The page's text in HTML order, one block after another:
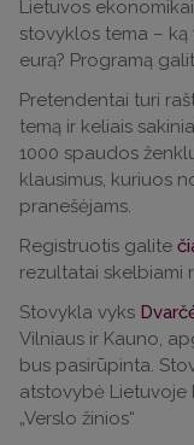
Lietuvos
stovyklos tema –
eurą? Programą
Pretendentai turi
temą ir keliais
1000 spaudos
klausimus, kuriuos
pranešėjams.
Registruotis galite
rezultatai skelbiami
Stovykla vyks
Vilniaus ir Kauno,
bus pasirūpinta.
atstovybė Lietuvoje
„Verslo žinios“